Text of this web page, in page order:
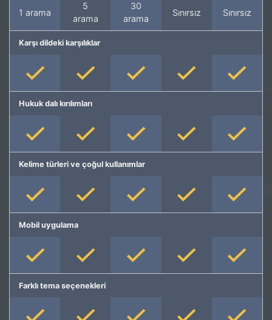
1 arama
5
arama
30
arama
Sınırsız Sınırsız
Karşı dildeki karşılıklar
Hukuk dalı kırılımları
Kelime türleri ve çoğul kullanımlar
Mobil uygulama
Farklı tema seçenekleri